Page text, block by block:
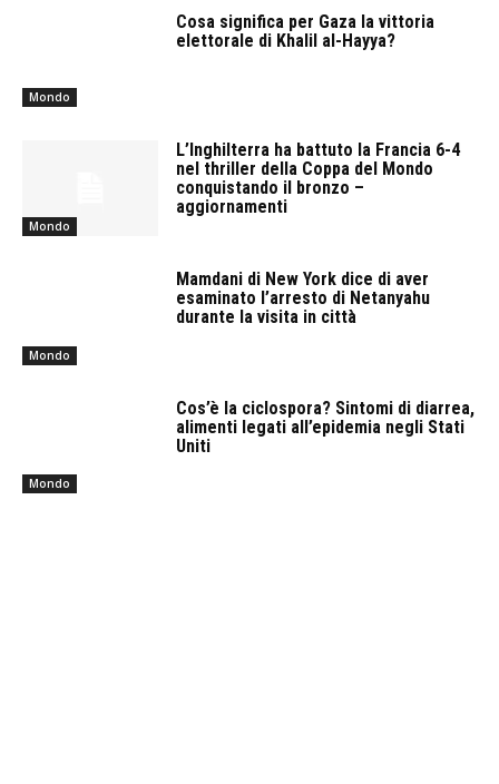
Mondo
Cosa significa per Gaza la vittoria
elettorale di Khalil al-Hayya?
Mondo
L’Inghilterra ha battuto la Francia 6-4
nel thriller della Coppa del Mondo
conquistando il bronzo –
aggiornamenti
Mondo
Mamdani di New York dice di aver
esaminato l’arresto di Netanyahu
durante la visita in città
Mondo
Cos’è la ciclospora? Sintomi di diarrea,
alimenti legati all’epidemia negli Stati
Uniti